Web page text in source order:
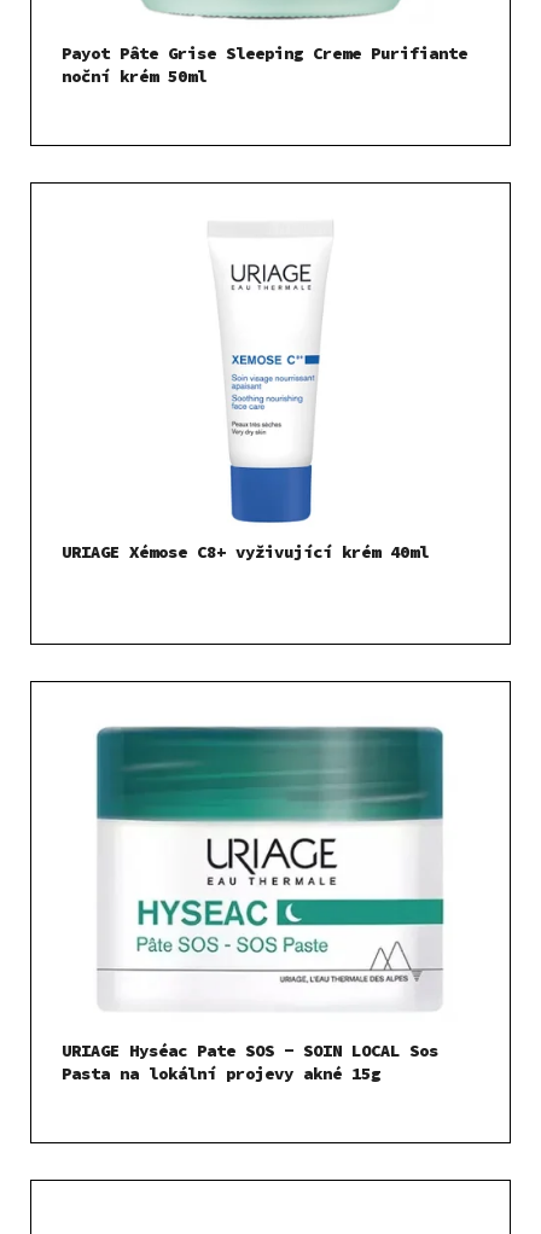
Payot Pâte Grise Sleeping Creme Purifiante
noční krém 50ml
URIAGE Xémose C8+ vyživující krém 40ml
URIAGE Hyséac Pate SOS - SOIN LOCAL Sos
Pasta na lokální projevy akné 15g